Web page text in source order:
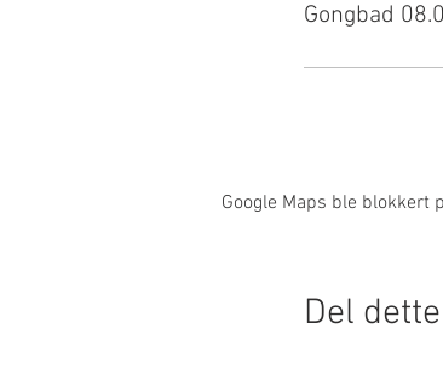
Gongbad
Google Maps ble
Del